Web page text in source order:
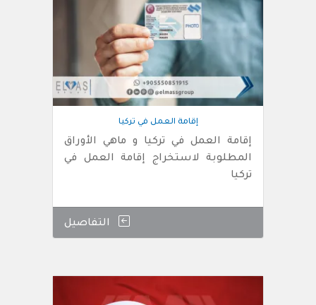
إقامة العمل في تركيا
إقامة العمل في تركيا و ماهي الأوراق
المطلوبة لاستخراج إقامة العمل في
تركيا
التفاصيل